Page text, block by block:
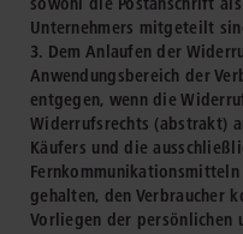
Unternehmers mitgeteilt
3. Dem Anlaufen der
Anwendungsbereich der
entgegen, wenn die
Widerrufsrechts (abstrakt)
Käufers und die
gehalten, den Verbraucher
Vorliegen der persönlichen